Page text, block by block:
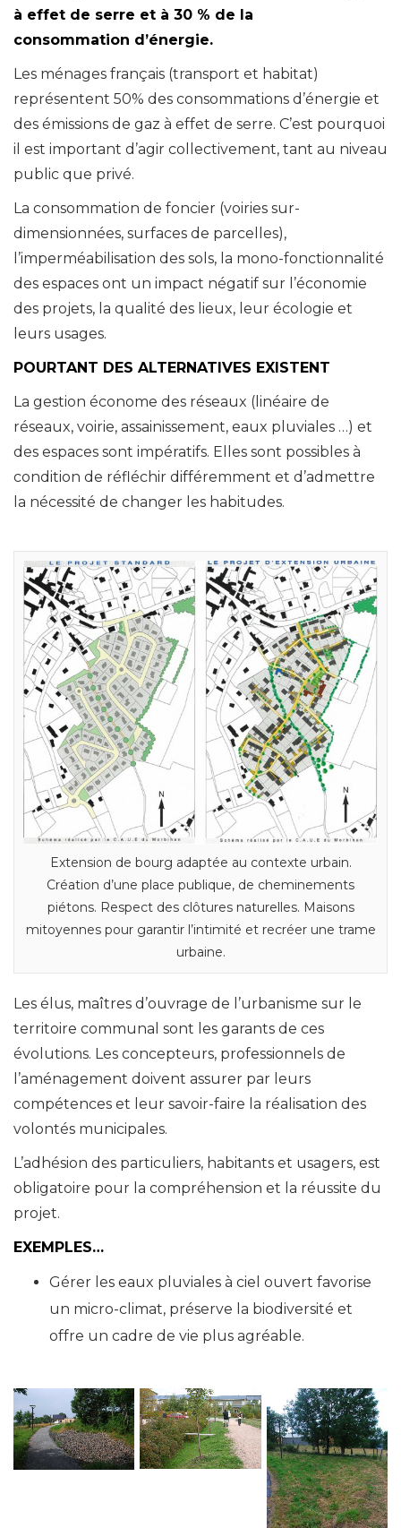
à effet de serre et à 30 % de la
consommation d’énergie.
Les ménages français (transport et habitat)
représentent 50% des consommations d’énergie et
des émissions de gaz à effet de serre. C’est pourquoi
il est important d’agir collectivement, tant au niveau
public que privé.
La consommation de foncier (voiries sur-
dimensionnées, surfaces de parcelles),
l’imperméabilisation des sols, la mono-fonctionnalité
des espaces ont un impact négatif sur l’économie
des projets, la qualité des lieux, leur écologie et
leurs usages.
POURTANT DES ALTERNATIVES EXISTENT
La gestion économe des réseaux (linéaire de
réseaux, voirie, assainissement, eaux pluviales …) et
des espaces sont impératifs. Elles sont possibles à
condition de réfléchir différemment et d’admettre
la nécessité de changer les habitudes.
Extension de bourg adaptée au contexte urbain.
Création d’une place publique, de cheminements
piétons. Respect des clôtures naturelles. Maisons
mitoyennes pour garantir l’intimité et recréer une trame
urbaine.
Les élus, maîtres d’ouvrage de l’urbanisme sur le
territoire communal sont les garants de ces
évolutions. Les concepteurs, professionnels de
l’aménagement doivent assurer par leurs
compétences et leur savoir-faire la réalisation des
volontés municipales.
L’adhésion des particuliers, habitants et usagers, est
obligatoire pour la compréhension et la réussite du
projet.
EXEMPLES…
Gérer les eaux pluviales à ciel ouvert favorise
un micro-climat, préserve la biodiversité et
offre un cadre de vie plus agréable.